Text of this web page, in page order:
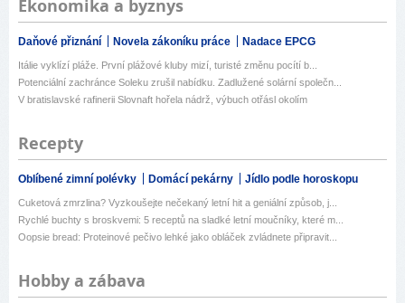
Ekonomika a byznys
Daňové přiznání Novela zákoníku práce Nadace EPCG
Itálie vyklízí pláže. První plážové kluby mizí, turisté změnu pocítí b...
Potenciální zachránce Soleku zrušil nabídku. Zadlužené solární společn...
V bratislavské rafinerii Slovnaft hořela nádrž, výbuch otřásl okolím
Recepty
Oblíbené zimní polévky Domácí pekárny Jídlo podle horoskopu
Cuketová zmrzlina? Vyzkoušejte nečekaný letní hit a geniální způsob, j...
Rychlé buchty s broskvemi: 5 receptů na sladké letní moučníky, které m...
Oopsie bread: Proteinové pečivo lehké jako obláček zvládnete připravit...
Hobby a zábava